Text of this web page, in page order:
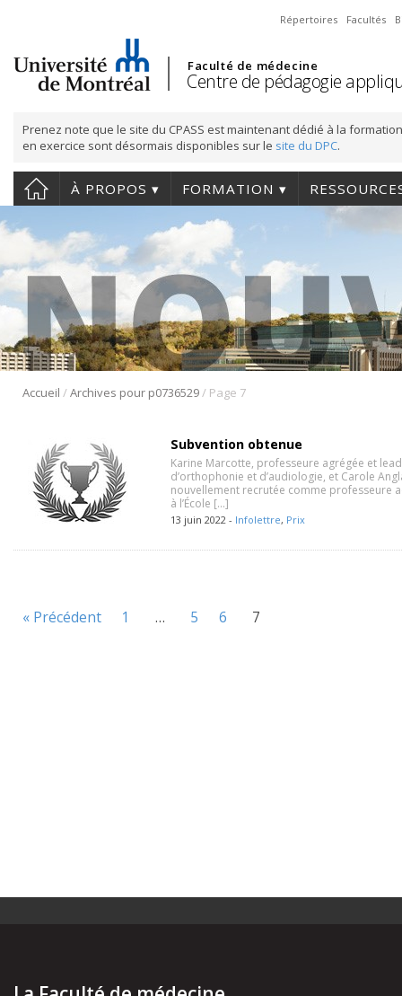
Répertoires Facultés
Faculté de médecine
Centre de pédagogie
Prenez note que le site du CPASS est maintenant dédié à la
en exercice sont désormais disponibles sur le site du DPC.
À PROPOS FORMATION
Accueil /Archives pour p0736529/ Page 7
Subvention obtenue
Karine Marcotte, professeure agrégée et
d’orthophonie et d’audiologie, et Carole
nouvellement recrutée comme professeure
à l’École […]
13 juin 2022 - Infolettre, Prix
« Précédent 1 … 5 6 7